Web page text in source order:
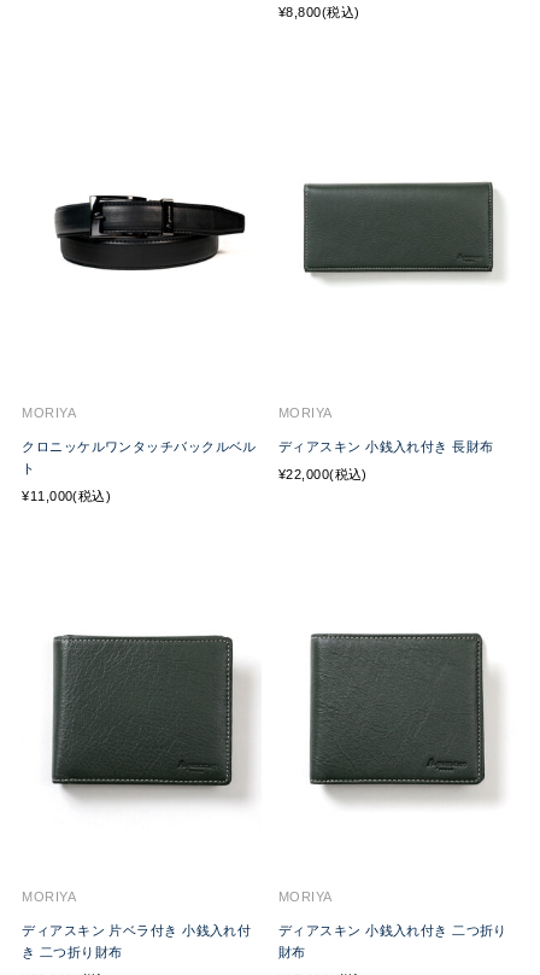
¥8,800(税込)
MORIYA
クロニッケルワンタッチバックルベル
ト
¥11,000(税込)
MORIYA
ディアスキン 小銭入れ付き 長財布
¥22,000(税込)
MORIYA
ディアスキン 片ベラ付き 小銭入れ付
き 二つ折り財布
MORIYA
ディアスキン 小銭入れ付き 二つ折り
財布